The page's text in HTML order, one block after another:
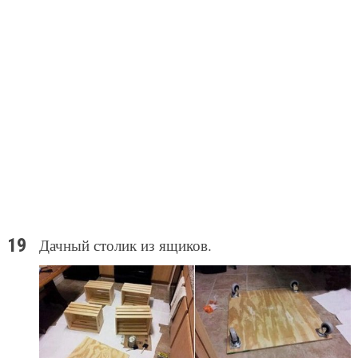
Дачный столик из ящиков.